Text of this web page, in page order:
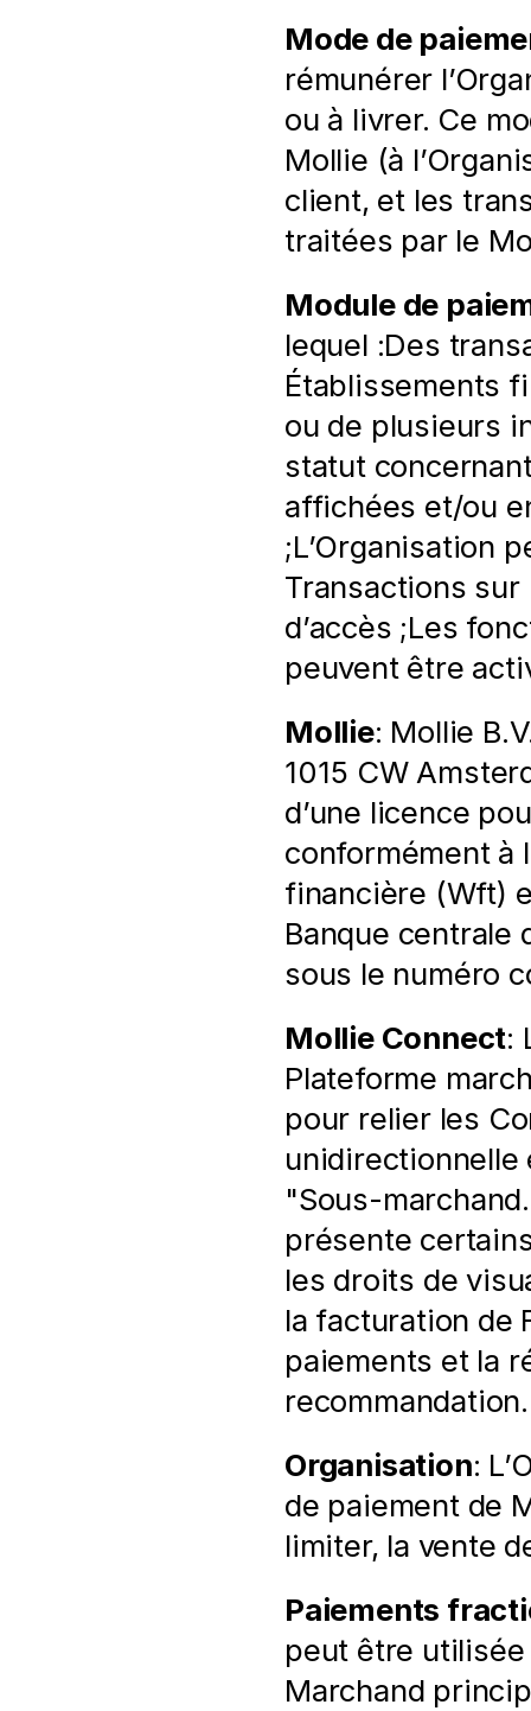
Mode de
rémunérer
ou à livrer. Ce
Mollie (à
client, et les
traitées par le
Module de
lequel :Des
Établissements
ou de plusieurs
statut
affichées et/ou
;L’Organisation
Transactions sur
d’accès ;Les
peuvent être
Mollie: Mollie
1015 CW
d’une licence
conformément à
financière (Wft)
Banque centrale
sous le numéro
Mollie Connect:
Plateforme
pour relier les
unidirectionnelle
"Sous-
présente
les droits de
la facturation de
paiements et la
recommandation.
Organisation:
de paiement de
limiter, la vente
Paiements
peut être
Marchand